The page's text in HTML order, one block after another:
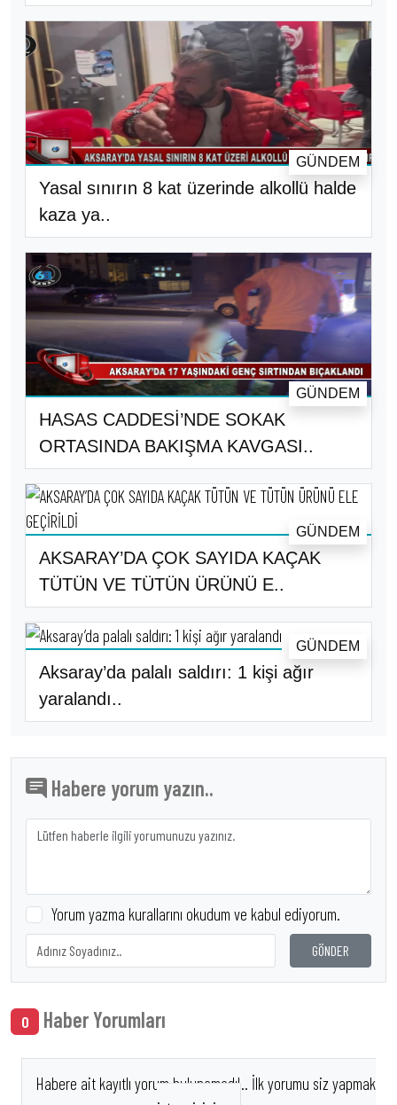
Yasal sınırın 8 kat üzerinde alkollü halde
kaza ya..
GÜNDEM
HASAS CADDESİ’NDE SOKAK
ORTASINDA BAKIŞMA KAVGASI..
GÜNDEM
AKSARAY’DA ÇOK SAYIDA KAÇAK
TÜTÜN VE TÜTÜN ÜRÜNÜ E..
GÜNDEM
Aksaray’da palalı saldırı: 1 kişi ağır
yaralandı..
GÜNDEM
Habere yorum yazın..
Yorum yazma kurallarını okudum ve kabul ediyorum.
GÖNDER
0 Haber Yorumları
Habere ait kayıtlı yorum bulunamadı!.. İlk yorumu siz yapmak